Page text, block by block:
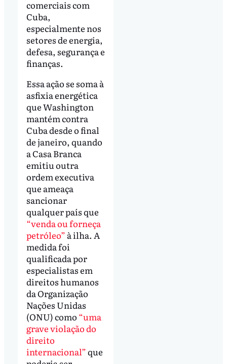
comerciais com
Cuba,
especialmente nos
setores de energia,
defesa, segurança e
finanças.
Essa ação se soma à
asfixia energética
que Washington
mantém contra
Cuba desde o final
de janeiro, quando
a Casa Branca
emitiu outra
ordem executiva
que ameaça
sancionar
qualquer país que
“venda ou forneça
petróleo” à ilha. A
medida foi
qualificada por
especialistas em
direitos humanos
da Organização
Nações Unidas
(ONU) como “uma
grave violação do
direito
internacional”que